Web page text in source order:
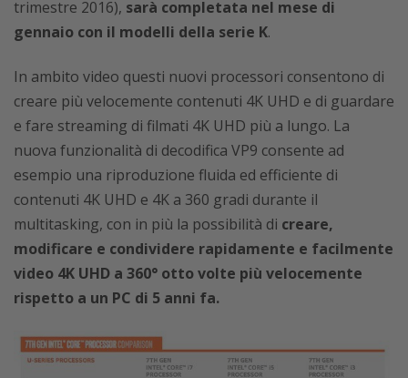
trimestre 2016), sarà completata nel mese di
gennaio con il modelli della serie K.
In ambito video questi nuovi processori consentono di
creare più velocemente contenuti 4K UHD e di guardare
e fare streaming di filmati 4K UHD più a lungo. La
nuova funzionalità di decodifica VP9 consente ad
esempio una riproduzione fluida ed efficiente di
contenuti 4K UHD e 4K a 360 gradi durante il
multitasking, con in più la possibilità di creare,
modificare e condividere rapidamente e facilmente
video 4K UHD a 360° otto volte più velocemente
rispetto a un PC di 5 anni fa.